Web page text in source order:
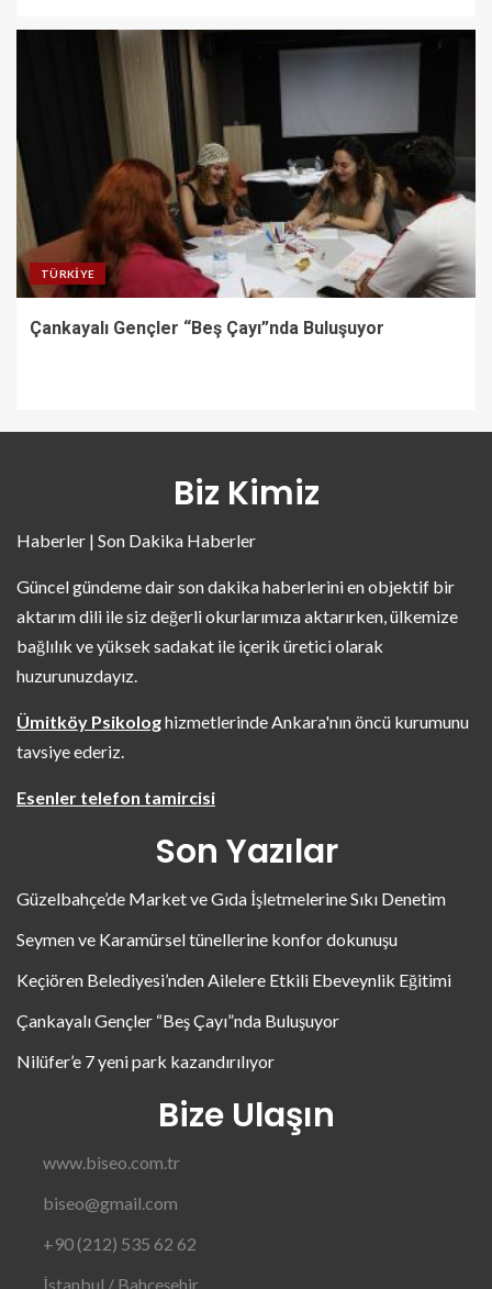
TÜRKIYE
Çankayalı Gençler “Beş Çayı”nda Buluşuyor
Biz Kimiz
Haberler | Son Dakika Haberler
Güncel gündeme dair son dakika haberlerini en objektif bir
aktarım dili ile siz değerli okurlarımıza aktarırken, ülkemize
bağlılık ve yüksek sadakat ile içerik üretici olarak
huzurunuzdayız.
Ümitköy Psikologhizmetlerinde Ankara'nın öncü kurumunu
tavsiye ederiz.
Esenler telefon tamircisi
Son Yazılar
Güzelbahçe’de Market ve Gıda İşletmelerine Sıkı Denetim
Seymen ve Karamürsel tünellerine konfor dokunuşu
Keçiören Belediyesi’nden Ailelere Etkili Ebeveynlik Eğitimi
Çankayalı Gençler “Beş Çayı”nda Buluşuyor
Nilüfer’e 7 yeni park kazandırılıyor
Bize Ulaşın
www.biseo.com.tr
biseo@gmail.com
+90 (212) 535 62 62
İstanbul / Bahçeşehir